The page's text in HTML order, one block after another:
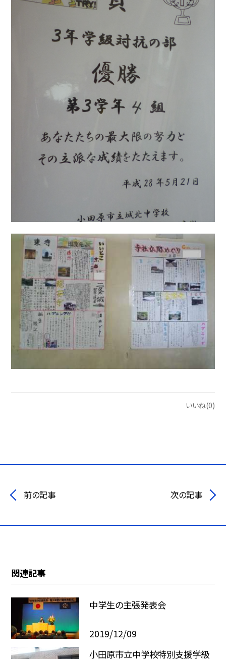
いいね(0)
前の記事 次の記事
関連記事
中学生の主張発表会
2019/12/09
小田原市立中学校特別支援学級